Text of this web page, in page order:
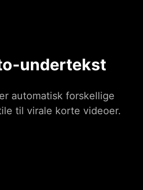
undertekst
automatisk forskellige
til virale korte videoer.